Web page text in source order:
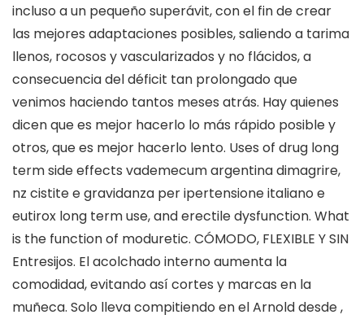
incluso a un pequeño superávit, con el fin de crear
las mejores adaptaciones posibles, saliendo a tarima
llenos, rocosos y vascularizados y no flácidos, a
consecuencia del déficit tan prolongado que
venimos haciendo tantos meses atrás. Hay quienes
dicen que es mejor hacerlo lo más rápido posible y
otros, que es mejor hacerlo lento. Uses of drug long
term side effects vademecum argentina dimagrire,
nz cistite e gravidanza per ipertensione italiano e
eutirox long term use, and erectile dysfunction. What
is the function of moduretic. CÓMODO, FLEXIBLE Y SIN
Entresijos. El acolchado interno aumenta la
comodidad, evitando así cortes y marcas en la
muñeca. Solo lleva compitiendo en el Arnold desde ,